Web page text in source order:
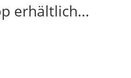
erhältlich...